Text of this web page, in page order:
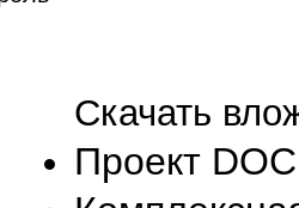
Скачать
Проект